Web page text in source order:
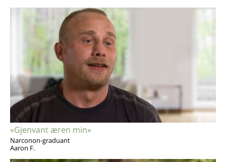
«Gjenvant æren min»
Narconon-graduant
Aaron F.